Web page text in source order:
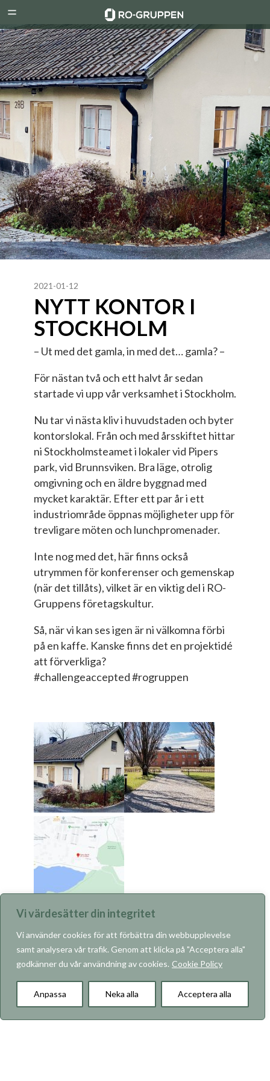
Vi värdesätter din integritet
Vi använder cookies för att förbättra din webbupplevelse
samt analysera vår trafik. Genom att klicka på "Acceptera alla"
godkänner du vår användning av cookies. Cookie Policy
Anpassa Neka alla Acceptera alla
Menu
Gruppen
2021-01-12
NYTT KONTOR I
STOCKHOLM
– Ut med det gamla, in med det… gamla? –
För nästan två och ett halvt år sedan
startade vi upp vår verksamhet i Stockholm.
Nu tar vi nästa kliv i huvudstaden och byter
kontorslokal. Från och med årsskiftet hittar
ni Stockholmsteamet i lokaler vid Pipers
park, vid Brunnsviken. Bra läge, otrolig
omgivning och en äldre byggnad med
mycket karaktär. Efter ett par år i ett
industriområde öppnas möjligheter upp för
trevligare möten och lunchpromenader.
Inte nog med det, här finns också
utrymmen för konferenser och gemenskap
(när det tillåts), vilket är en viktig del i RO-
Gruppens företagskultur.
Så, när vi kan ses igen är ni välkomna förbi
på en kaffe. Kanske finns det en projektidé
att förverkliga?
#challengeaccepted #rogruppen